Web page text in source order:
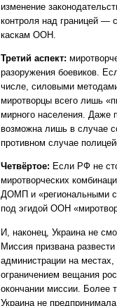
изменение
контроля над границей —
каскам ООН.
Третий аспект:
разоружения боевиков.
числе, силовыми
миротворцы всего лишь
мирного населения. Даже
возможна лишь в случае
противном случае
Четвёртое: Если РФ не
миротворческих
ДОМП и «региональными
под эгидой ООН
И, наконец, Украина не
Миссия призвана
администрации на
ограничением вещания
окончании миссии. Более
Украина не